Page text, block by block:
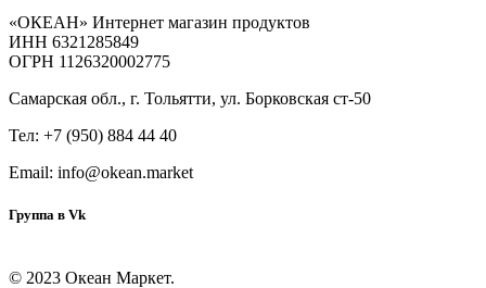
«ОКЕАН» Интернет магазин продуктов
ИНН 6321285849
ОГРН 1126320002775
Самарская обл., г. Тольятти, ул. Борковская ст-50
Тел: +7 (950) 884 44 40
Email: info@okean.market
Группа в Vk
© 2023 Океан Маркет.